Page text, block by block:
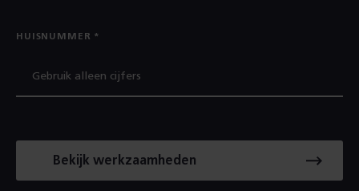
HUISNUMMER
Bekijk werkzaamheden